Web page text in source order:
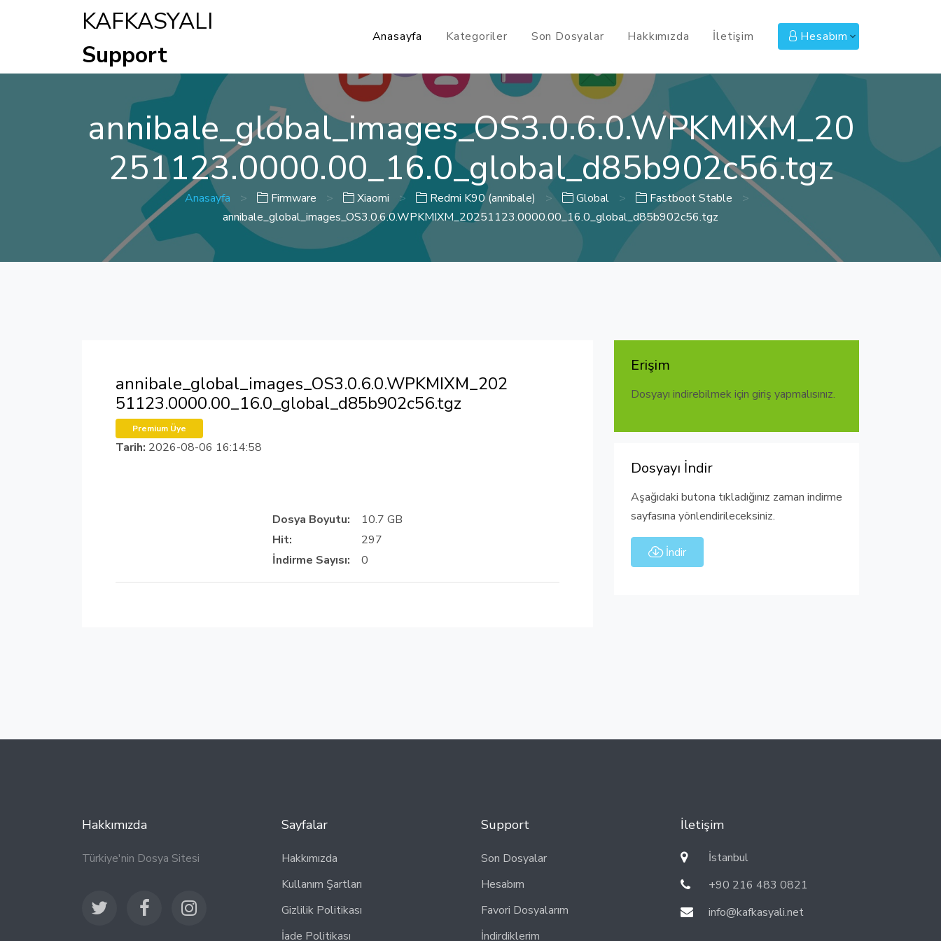
KAFKASYALI
Support
Anasayfa Kategoriler Son Dosyalar Hakkımızda İletişim Hesabım
annibale_global_images_OS3.0.6.0.WPKMIXM_20
251123.0000.00_16.0_global_d85b902c56.tgz
Anasayfa > Firmware > Xiaomi > Redmi K90 (annibale) > Global > Fastboot Stable
>
annibale_global_images_OS3.0.6.0.WPKMIXM_20251123.0000.00_16.0_global_d85b902c56.tgz
annibale_global_images_OS3.0.6.0.WPKMIXM_202
51123.0000.00_16.0_global_d85b902c56.tgz
Premium Üye
Tarih: 2026-08-06 16:14:58
Dosya Boyutu:
10.7 GB
Hit:
297
İndirme Sayısı:
0
Erişim
Dosyayı indirebilmek için giriş yapmalısınız.
Dosyayı İndir
Aşağıdaki butona tıkladığınız zaman indirme
sayfasına yönlendirileceksiniz.
İndir
Hakkımızda
Türkiye'nin Dosya Sitesi
Sayfalar
Hakkımızda
Kullanım Şartları
Gizlilik Politikası
İade Politikası
Support
Son Dosyalar
Hesabım
Favori Dosyalarım
İndirdiklerim
İletişim
İstanbul
+90 216 483 0821
info@kafkasyali.net